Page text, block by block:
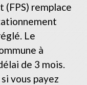
remplace
Le
à
de 3 mois.
vous payez